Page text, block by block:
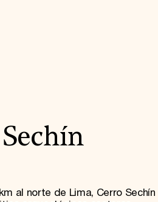
al norte de Lima, Cerro Sechín